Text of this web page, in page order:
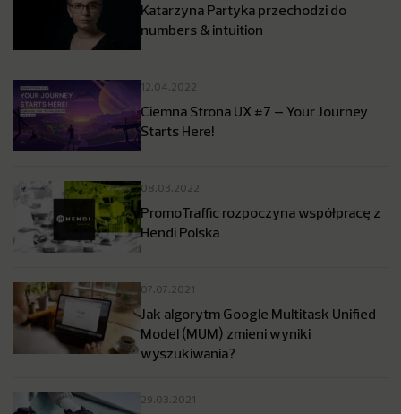
Katarzyna Partyka przechodzi do
numbers & intuition
12.04.2022
Ciemna Strona UX #7 – Your Journey
Starts Here!
08.03.2022
PromoTraffic rozpoczyna współpracę z
Hendi Polska
07.07.2021
Jak algorytm Google Multitask Unified
Model (MUM) zmieni wyniki
wyszukiwania?
29.03.2021